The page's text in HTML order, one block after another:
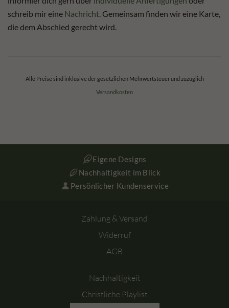
schreib mir eine Nachricht. Gemeinsam finden wir eine Karte,
die dem Abschied gerecht wird.
Alle Preise sind inklusive der gesetzlichen Mehrwertsteuer und zuzüglich
Versandkosten
Eigene Designs
Nachhaltigkeit im Blick
Persönlicher Kundenservice
Zahlung & Versand
Widerruf
AGB
Nachhaltigkeit
Christliche Playlist